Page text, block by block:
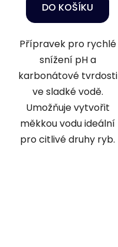
DO KOŠÍKU
Přípravek pro rychlé
snížení pH a
karbonátové tvrdosti
ve sladké vodě.
Umožňuje vytvořit
měkkou vodu ideální
pro citlivé druhy ryb.